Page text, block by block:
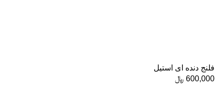
فلنج دنده ای استیل
600,000 ﷼